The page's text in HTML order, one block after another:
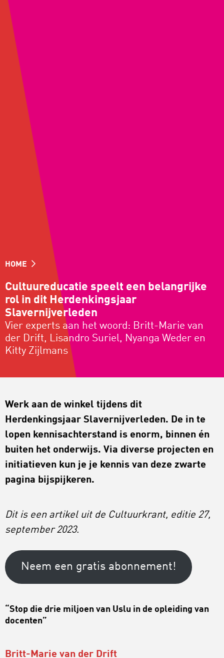
HOME
Cultuureducatie speelt een belangrijke
rol in dit Herdenkingsjaar
Slavernijverleden
Vier experts aan het woord: Britt-Marie van
der Drift, Lisandro Suriel, Nyanga Weder en
Kitty Zijlmans
Werk aan de winkel tijdens dit
Herdenkingsjaar Slavernijverleden. De in te
lopen kennisachterstand is enorm, binnen én
buiten het onderwijs. Via diverse projecten en
initiatieven kun je je kennis van deze zwarte
pagina bijspijkeren.
Dit is een artikel uit de Cultuurkrant, editie 27,
september 2023.
Neem een gratis abonnement!
“Stop die drie miljoen van Uslu in de opleiding van
docenten”
Britt-Marie van der Drift